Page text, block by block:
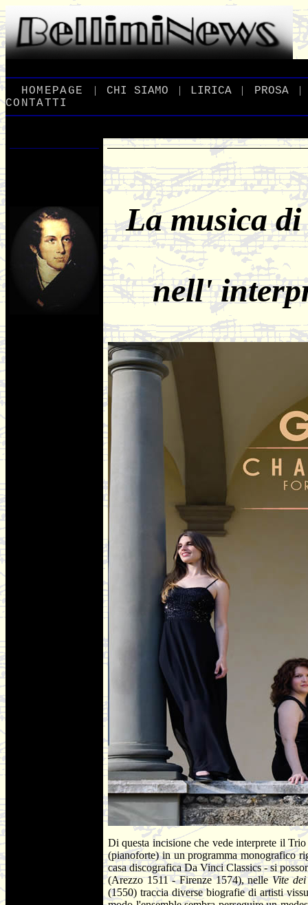
HOMEPAGE | CHI _SIAMO | LIRICA | PROSA_ |
CONTATTI
La musica
nell'
Di questa incisione che vede interprete il
(pianoforte) in un programma monografico
casa discografica Da Vinci Classics - si
(Arezzo 1511 - Firenze 1574), nelleVite
(1550) traccia diverse biografie di artisti